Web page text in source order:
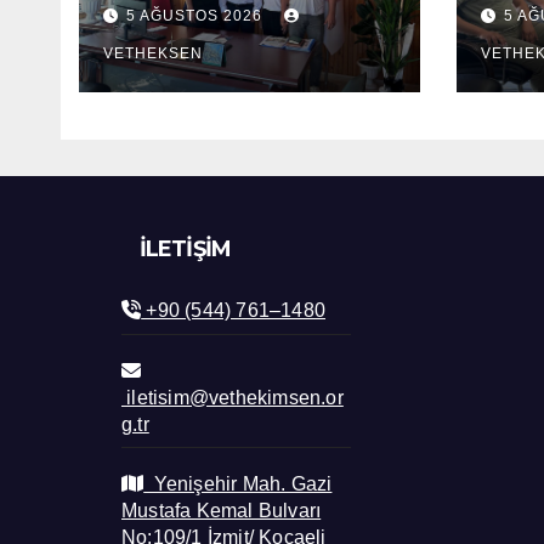
5 AĞUSTOS 2026
VETHEKSEN
5
İLETIŞIM
+90 (544) 761–1480
iletisim@vethekimsen.or
g.tr
Yenişehir Mah. Gazi
Mustafa Kemal Bulvarı
No:109/1 İzmit/ Kocaeli